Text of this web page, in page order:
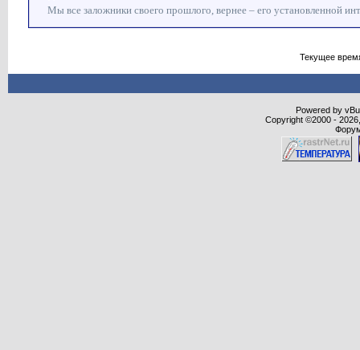
Мы все заложники своего прошлого, вернее – его установленной
Текущее
Powered by
Copyright ©2000 -